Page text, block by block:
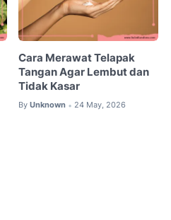
Cara Merawat Telapak
Tangan Agar Lembut dan
Tidak Kasar
By Unknown • 24 May, 2026